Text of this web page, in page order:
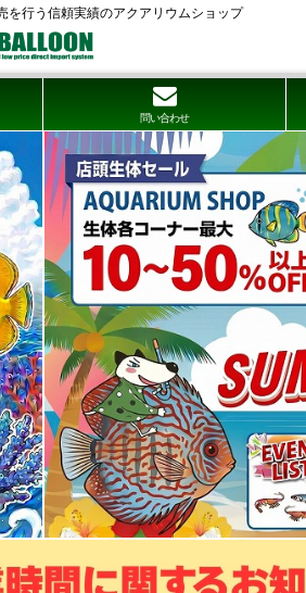
を行う信頼実績のアクアリウムショップ
問い合わせ